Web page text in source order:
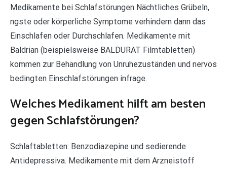
Medikamente bei Schlafstörungen Nächtliches Grübeln,
ngste oder körperliche Symptome verhindern dann das
Einschlafen oder Durchschlafen. Medikamente mit
Baldrian (beispielsweise BALDURAT Filmtabletten)
kommen zur Behandlung von Unruhezuständen und nervös
bedingten Einschlafstörungen infrage.
Welches Medikament hilft am besten
gegen Schlafstörungen?
Schlaftabletten: Benzodiazepine und sedierende
Antidepressiva. Medikamente mit dem Arzneistoff